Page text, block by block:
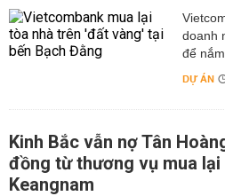
doanh
để
DỰ ÁN
Kinh Bắc vẫn nợ Tân
đồng từ thương vụ mua lại
Keangnam